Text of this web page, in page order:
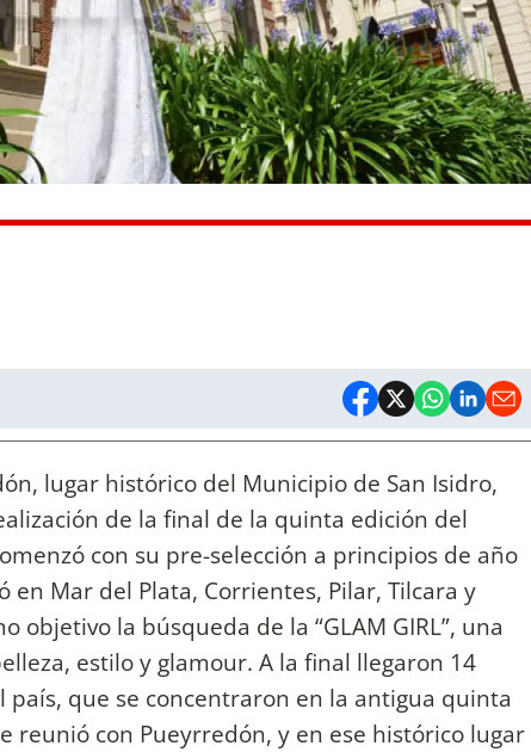
lugar histórico del Municipio de San Isidro,
de la final de la quinta edición del
con su pre-selección a principios de año
Mar del Plata, Corrientes, Pilar, Tilcara y
objetivo la búsqueda de la “GLAM GIRL”, una
estilo y glamour. A la final llegaron 14
que se concentraron en la antigua quinta
reunió con Pueyrredón, y en ese histórico lugar